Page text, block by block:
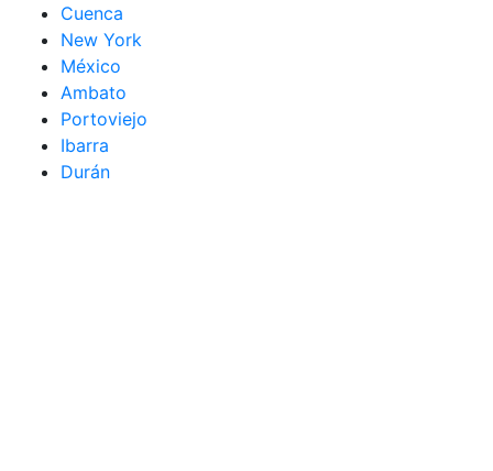
Cuenca
New York
México
Ambato
Portoviejo
Ibarra
Durán